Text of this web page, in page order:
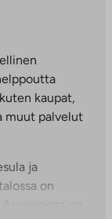
kaupat,
muut palvelut
ja
on